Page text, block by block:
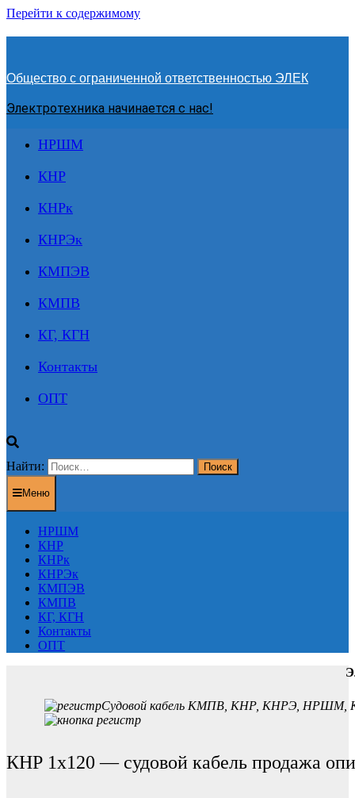
Перейти к содержимому
Общество с ограниченной ответственностью ЭЛЕК
Электротехника начинается с нас!
НРШМ
КНР
КНРк
КНРЭк
КМПЭВ
КМПВ
КГ, КГН
Контакты
ОПТ
Найти:
Меню
НРШМ
КНР
КНРк
КНРЭк
КМПЭВ
КМПВ
КГ, КГН
Контакты
ОПТ
Судовой кабель КМПВ, КНР, КНРЭ, НРШМ,
КНР 1х120 — судовой кабель продажа